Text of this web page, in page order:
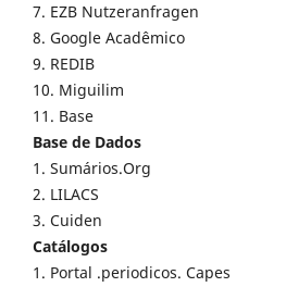
7. EZB Nutzeranfragen
8. Google Acadêmico
9. REDIB
10. Miguilim
11. Base
Base de Dados
1. Sumários.Org
2. LILACS
3. Cuiden
Catálogos
1. Portal .periodicos. Capes